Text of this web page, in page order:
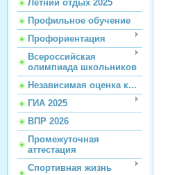
Летний отдых 2025
Профильное обучение
Профориентация
Всероссийская
олимпиада школьников
Независимая оценка к...
ГИА 2025
ВПР 2026
Промежуточная
аттестация
Спортивная жизнь